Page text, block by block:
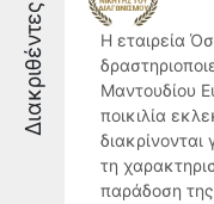
Διακριθέντες
Η εταιρεία
Μαντουδίου
ποικιλία
διακρίνονται
τη
παράδοση